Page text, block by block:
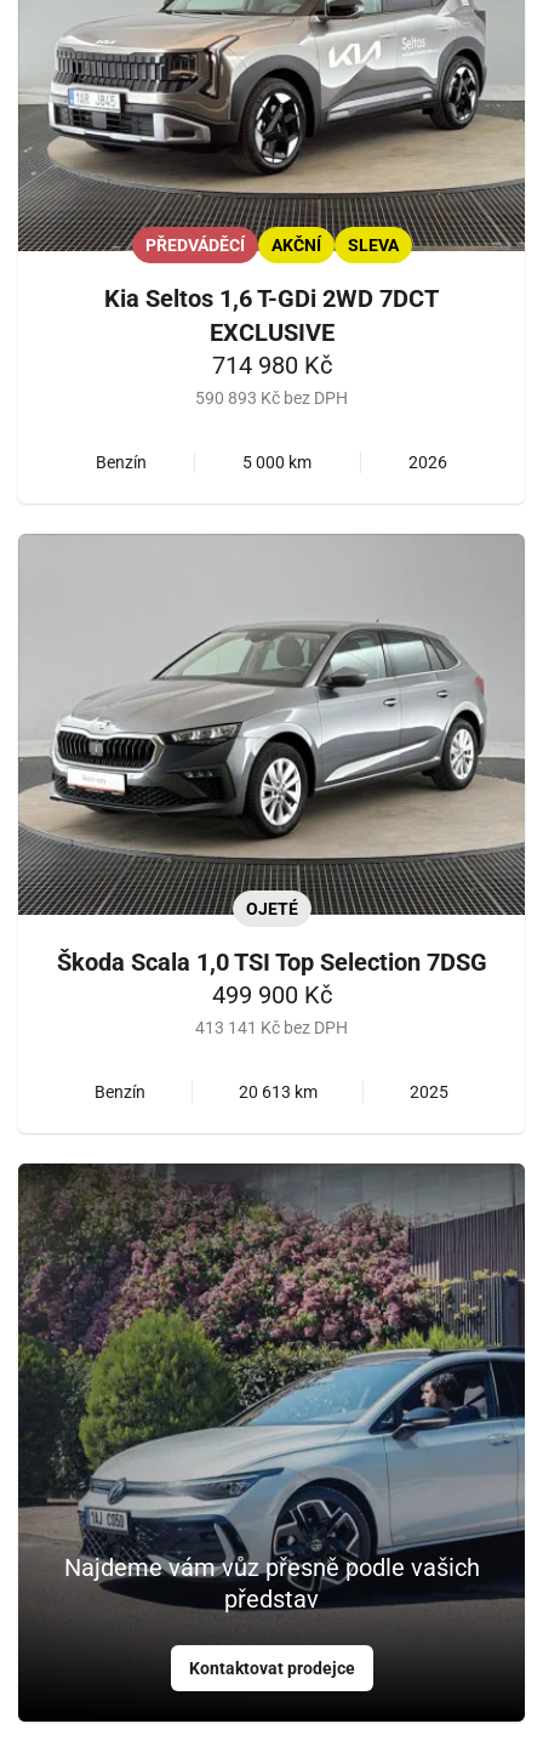
PŘEDVÁDĚCÍ AKČNÍ SLEVA
Kia Seltos 1,6 T-GDi 2WD 7DCT
EXCLUSIVE
714 980 Kč
590 893 Kč bez DPH
Benzín 5 000 km 2026
OJETÉ
Škoda Scala 1,0 TSI Top Selection 7DSG
499 900 Kč
413 141 Kč bez DPH
Benzín 20 613 km 2025
Najdeme vám vůz přesně podle vašich
představ
Kontaktovat prodejce